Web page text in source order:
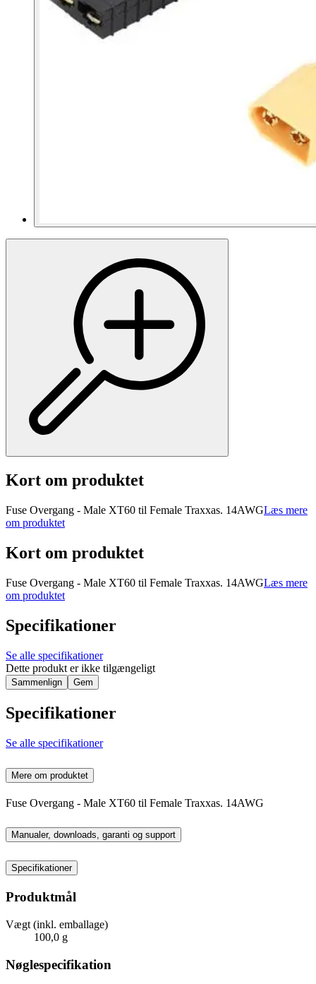
Kort om produktet
Fuse Overgang - Male XT60 til Female Traxxas. 14AWGLæs mere
om produktet
Kort om produktet
Fuse Overgang - Male XT60 til Female Traxxas. 14AWGLæs mere
om produktet
Specifikationer
Se alle specifikationer
Dette produkt er ikke tilgængeligt
Sammenlign Gem
Specifikationer
Se alle specifikationer
Mere om produktet
Fuse Overgang - Male XT60 til Female Traxxas. 14AWG
Manualer, downloads, garanti og support
Specifikationer
Produktmål
Vægt (inkl. emballage)
100,0 g
Nøglespecifikation